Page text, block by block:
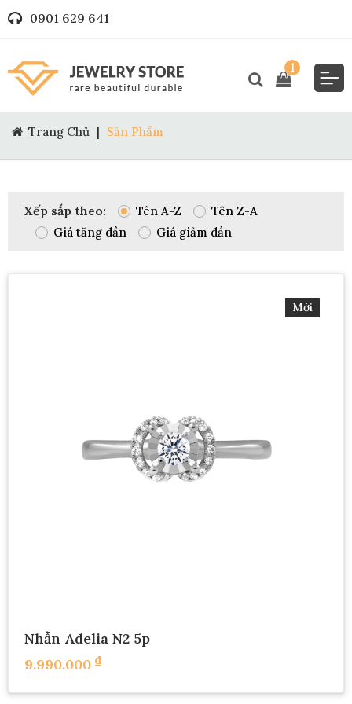
0901 629 641
1
Trang Chủ | Sản Phẩm
Xếp sắp theo: Tên A-Z
Tên Z-A
Giá tăng dần
Giá giảm dần
Nhẫn Adelia N2 5p
9.990.000 ₫
Mới